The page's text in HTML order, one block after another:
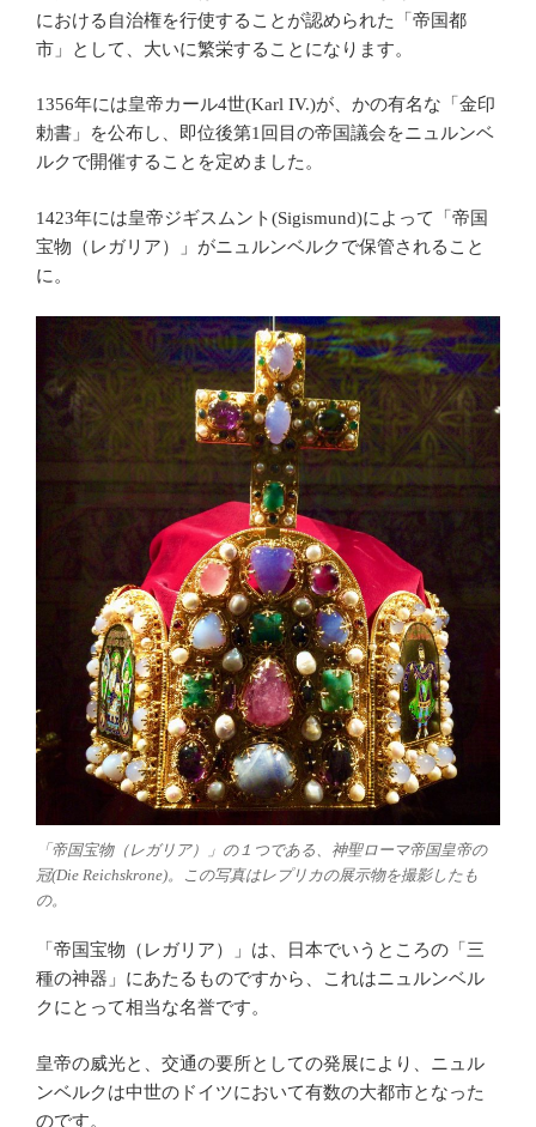
における自治権を行使することが認められた「帝国都
市」として、大いに繁栄することになります。
1356年には皇帝カール4世(Karl IV.)が、かの有名な「金印
勅書」を公布し、即位後第1回目の帝国議会をニュルンベ
ルクで開催することを定めました。
1423年には皇帝ジギスムント(Sigismund)によって「帝国
宝物（レガリア）」がニュルンベルクで保管されること
に。
「帝国宝物（レガリア）」の１つである、神聖ローマ帝国皇帝の
冠(Die Reichskrone)。この写真はレプリカの展示物を撮影したも
の。
「帝国宝物（レガリア）」は、日本でいうところの「三
種の神器」にあたるものですから、これはニュルンベル
クにとって相当な名誉です。
皇帝の威光と、交通の要所としての発展により、ニュル
ンベルクは中世のドイツにおいて有数の大都市となった
のです。